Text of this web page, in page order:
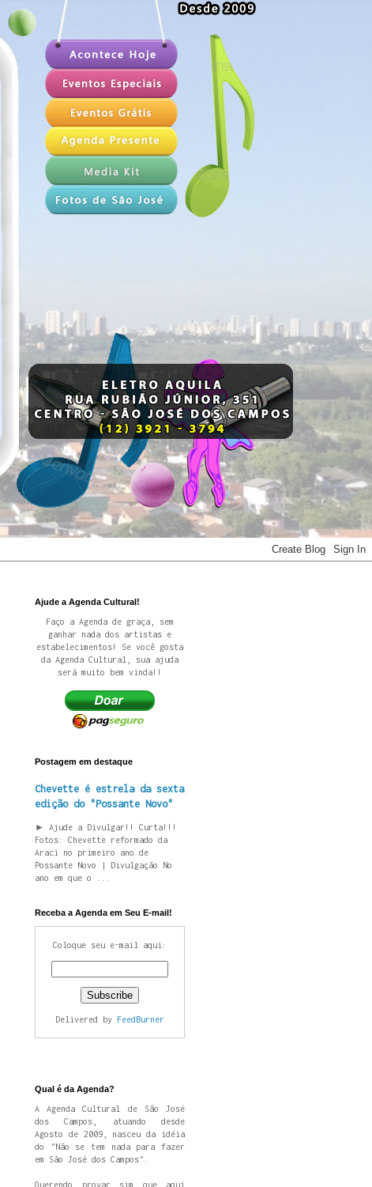
Ajude a Agenda Cultural!
Faço a Agenda de graça, sem
ganhar nada dos artistas e
estabelecimentos! Se você gosta
da Agenda Cultural, sua ajuda
será muito bem vinda!!
Postagem em destaque
Chevette é estrela da sexta
edição do "Possante Novo"
► Ajude a Divulgar!! Curta!!!
Fotos: Chevette reformado da
Araci no primeiro ano de
Possante Novo | Divulgação No
ano em que o ...
Receba a Agenda em Seu E-mail!
Coloque seu e-mail aqui:
Delivered by FeedBurner
Qual é da Agenda?
A Agenda Cultural de São José
dos Campos, atuando desde
Agosto de 2009, nasceu da idéia
do "Não se tem nada para fazer
em São José dos Campos".
Querendo provar sim que aqui